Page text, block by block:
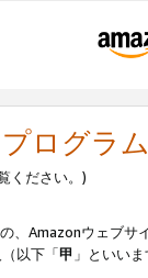
ログラ
ください。)
、Amazonウェブサ
以下「甲 」といい